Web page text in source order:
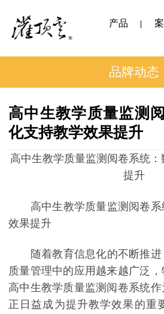
产品
品牌动态
高中生教学质量监测
化支持教学效果提升
高中生教学质量监测阅卷系统
提升
高中生教学质量监测阅卷系
效果提升
随着教育信息化的不断推进
质量管理中的应用越来越广泛，
高中生教学质量监测阅卷系统作
正日益成为提升教学效果的重